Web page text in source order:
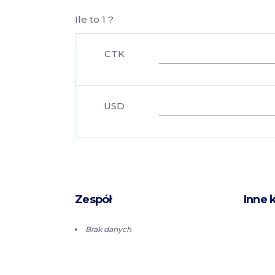
Ile to 1 ?
CTK
USD
Zespół
Brak danych
Inne